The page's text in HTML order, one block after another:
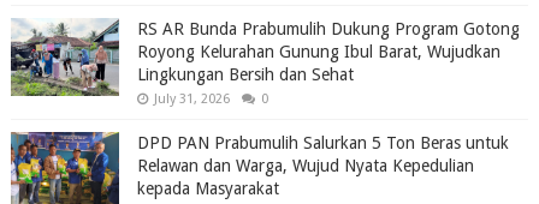
RS AR Bunda Prabumulih Dukung Program Gotong
Royong Kelurahan Gunung Ibul Barat, Wujudkan
Lingkungan Bersih dan Sehat
July 31, 2026 0
DPD PAN Prabumulih Salurkan 5 Ton Beras untuk
Relawan dan Warga, Wujud Nyata Kepedulian
kepada Masyarakat